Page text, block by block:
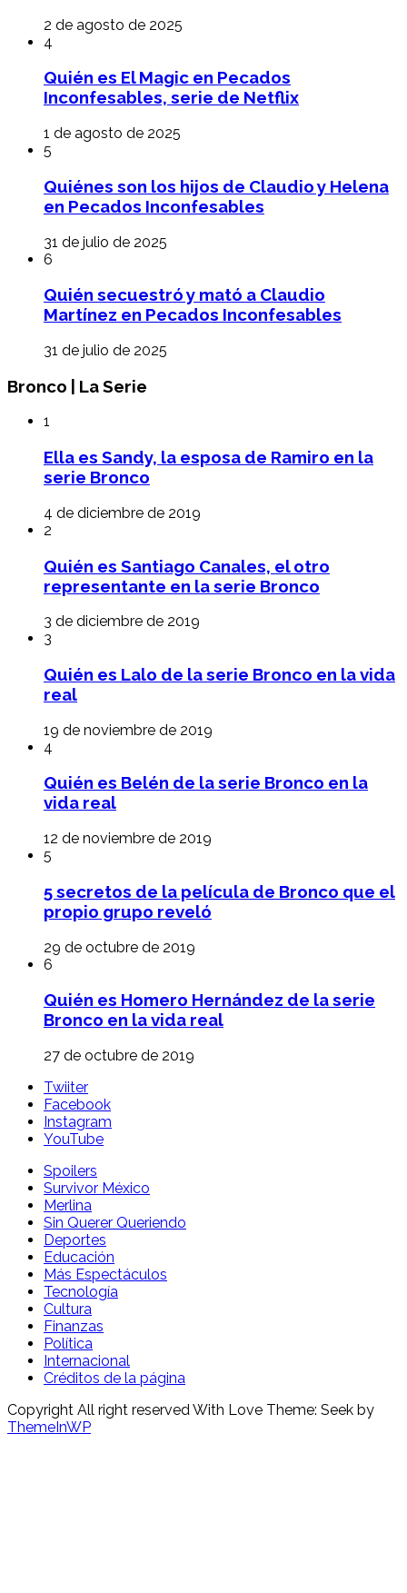
2 de agosto de 2025
4
Quién es El Magic en Pecados
Inconfesables, serie de Netflix
1 de agosto de 2025
5
Quiénes son los hijos de Claudio y Helena
en Pecados Inconfesables
31 de julio de 2025
6
Quién secuestró y mató a Claudio
Martínez en Pecados Inconfesables
31 de julio de 2025
Bronco | La Serie
1
Ella es Sandy, la esposa de Ramiro en la
serie Bronco
4 de diciembre de 2019
2
Quién es Santiago Canales, el otro
representante en la serie Bronco
3 de diciembre de 2019
3
Quién es Lalo de la serie Bronco en la vida
real
19 de noviembre de 2019
4
Quién es Belén de la serie Bronco en la
vida real
12 de noviembre de 2019
5
5 secretos de la película de Bronco que el
propio grupo reveló
29 de octubre de 2019
6
Quién es Homero Hernández de la serie
Bronco en la vida real
27 de octubre de 2019
Twiiter
Facebook
Instagram
YouTube
Spoilers
Survivor México
Merlina
Sin Querer Queriendo
Deportes
Educación
Más Espectáculos
Tecnología
Cultura
Finanzas
Política
Internacional
Créditos de la página
Copyright All right reserved With Love Theme: Seek by
ThemeInWP